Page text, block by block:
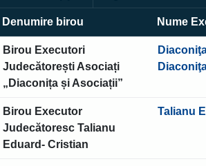
Denumire birou Nume
Birou Executori
Judecătorești Asociați
„Diaconița și Asociații”
Birou Executor
Judecătoresc Talianu
Eduard- Cristian
Talianu